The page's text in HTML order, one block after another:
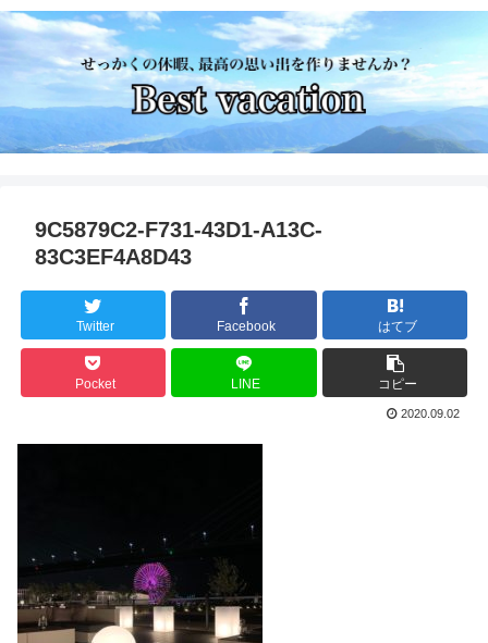
9C5879C2-F731-43D1-A13C-
83C3EF4A8D43
Twitter Facebook はてブ
Pocket LINE コピー
2020.09.02